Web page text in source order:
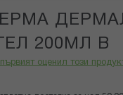
200МЛ В
оценил този